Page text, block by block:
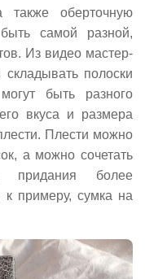
также оберточную
самой разной,
Из видео мастер-
полоски
быть разного
вкуса и размера
Плести можно
а можно сочетать
придания более
примеру, сумка на